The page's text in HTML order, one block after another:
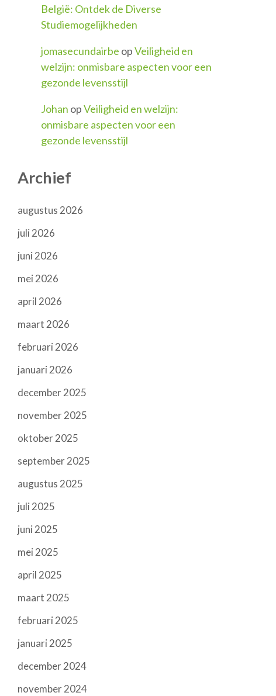
België: Ontdek de Diverse
Studiemogelijkheden
jomasecundairbe opVeiligheid en
welzijn: onmisbare aspecten voor een
gezonde levensstijl
Johan opVeiligheid en welzijn:
onmisbare aspecten voor een
gezonde levensstijl
Archief
augustus 2026
juli 2026
juni 2026
mei 2026
april 2026
maart 2026
februari 2026
januari 2026
december 2025
november 2025
oktober 2025
september 2025
augustus 2025
juli 2025
juni 2025
mei 2025
april 2025
maart 2025
februari 2025
januari 2025
december 2024
november 2024